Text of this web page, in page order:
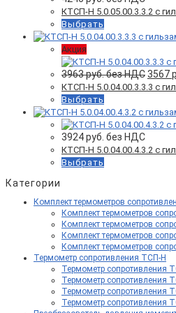
КТСП-Н 5.0.05.00.3.3.2 с
Выбрать
Акция
3963руб. без НДС
цена
без
НДС.
3567
КТСП-Н 5.0.04.00.3.3.3 с
Выбрать
3924руб. без НДС
КТСП-Н 5.0.04.00.4.3.2 c
Выбрать
Категории
Комплект термометров
Комплект термометров
Комплект термометров
Комплект термометров
Комплект термометров
Термометр сопротивления ТСП-Н
Термометр сопротивления
Термометр сопротивления
Термометр сопротивления
Термометр сопротивления